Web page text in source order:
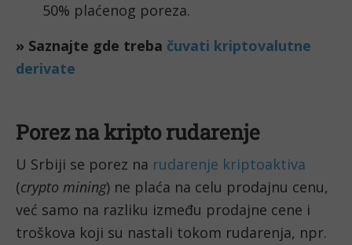
50% plaćenog poreza.
» Saznajte gde treba čuvati kriptovalutne
derivate
Porez na kripto rudarenje
U Srbiji se porez na rudarenje kriptoaktiva
(crypto mining) ne plaća na celu prodajnu cenu,
već samo na razliku između prodajne cene i
troškova koji su nastali tokom rudarenja, npr.